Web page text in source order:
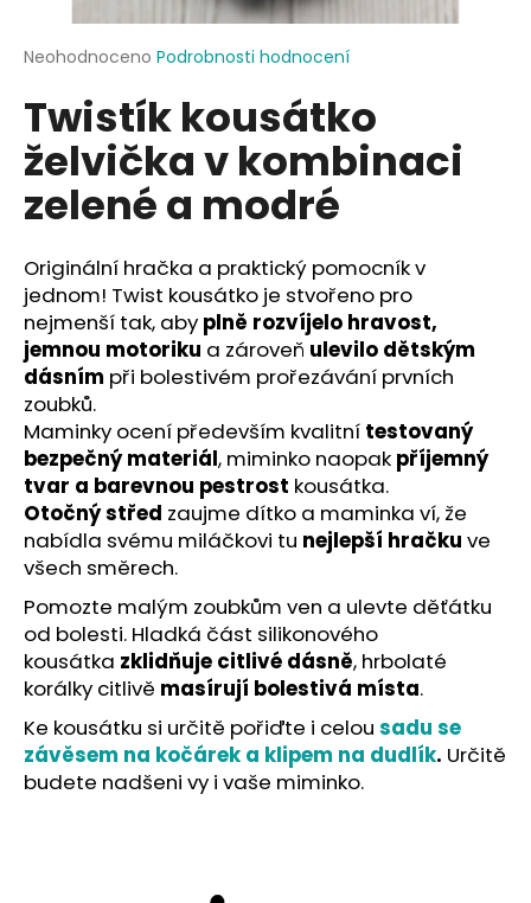
Průměrné
produktu
0,0
z
5
hvězdiček.
Neohodnoceno Podrobnosti hodnocení
Twistík kousátko
želvička v kombinaci
zelené a modré
Originální hračka a praktický pomocník v
jednom! Twist kousátko je stvořeno pro
nejmenší tak, aby plně rozvíjelo hravost,
jemnou motoriku a zároveň ulevilo dětským
dásním při bolestivém prořezávání prvních
zoubků.
Maminky ocení především kvalitní testovaný
bezpečný materiál, miminko naopak příjemný
tvar a barevnou pestrost kousátka.
Otočný střed zaujme dítko a maminka ví, že
nabídla svému miláčkovi tu nejlepší hračku ve
všech směrech.
Pomozte malým zoubkům ven a ulevte děťátku
od bolesti. Hladká část silikonového
kousátka zklidňuje citlivé dásně, hrbolaté
korálky citlivě masírují bolestivá místa.
Ke kousátku si určitě pořiďte i celou sadu se
závěsem na kočárek a klipem na dudlík. Určitě
budete nadšeni vy i vaše miminko.
j
t
?
HLEDAT
D
o
p
o
r
u
č
u
e
m
e